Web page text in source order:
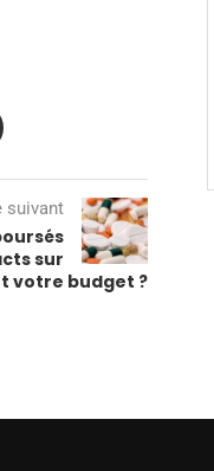
suivant
sur
votre budget ?